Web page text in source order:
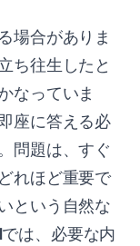
場合がありま
ち往生したと
なっていま
座に答える必
問題は、すぐ
れほど重要で
という自然な
では、必要な内